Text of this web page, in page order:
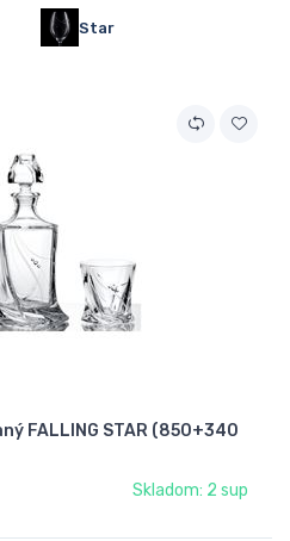
Star
FALLING STAR (850+340
Skladom: 2 sup